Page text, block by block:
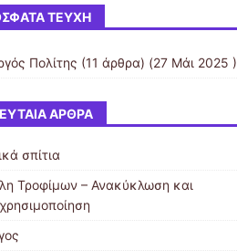
ΤΕΎΧΗ
Πολίτης (11 άρθρα) (27 Μάι 2025 )
ΆΡΘΡΑ
σπίτια
Τροφίμων – Ανακύκλωση και